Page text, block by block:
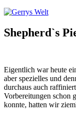
Shepherd`s
Eigentlich war heute
aber spezielles und
durchaus auch
Vorbereitungen schon
konnte, hatten wir